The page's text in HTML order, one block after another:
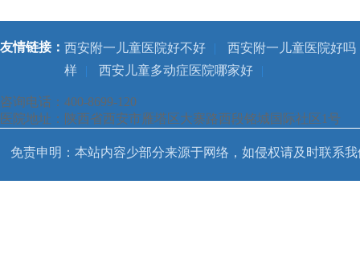
友情链接： 西安附一儿童医院好不好 |
西安附一儿童医院好吗
样
| 西安儿童多动症医院哪家好 |
咨询电话：400-8699-120
医院地址：陕西省西安市雁塔区大寨路西段铭城国际社区1号
免责申明：本站内容少部分来源于网络，如侵权请及时联系